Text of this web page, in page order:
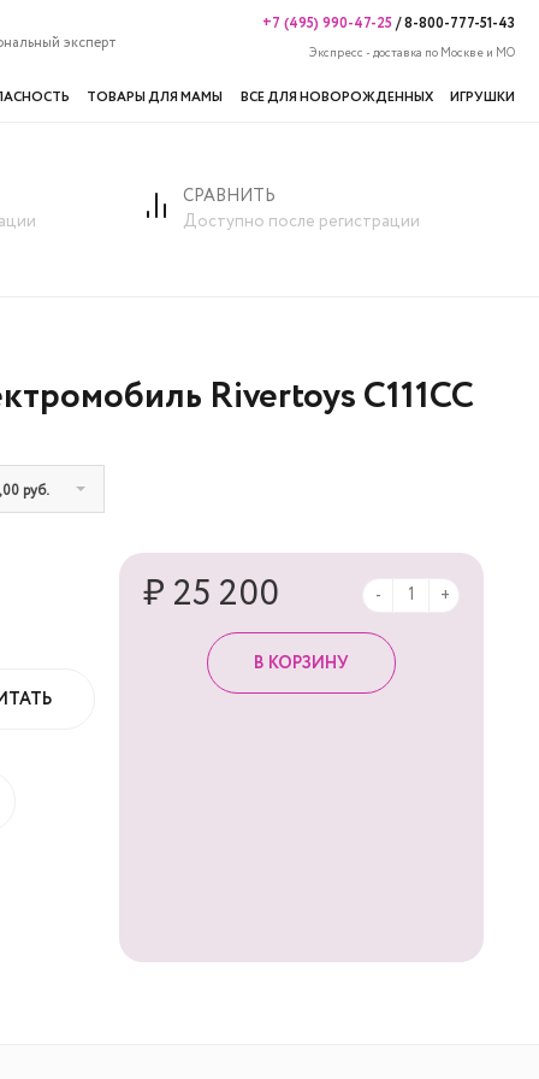
эксперт
+7 (495) 990-47-25/8-800-777-51-43
Экспресс - доставка по Москве и МО
ТОВАРЫ ДЛЯ МАМЫ ВСЕ ДЛЯ НОВОРОЖДЕННЫХ ИГРУШКИ
СРАВНИТЬ
Доступно после регистрации
Rivertoys C111CC
руб.
₽ 25 200 - +